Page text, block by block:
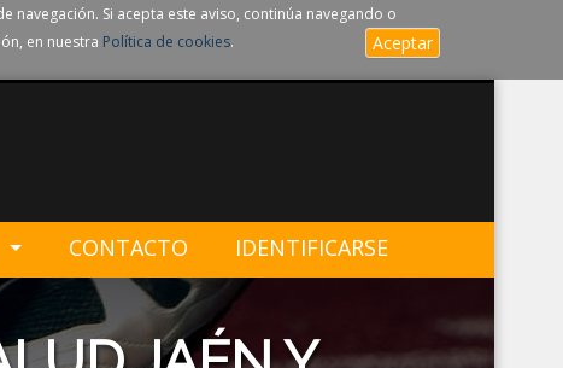
Si acepta este aviso, continúa navegando o
en nuestra Política de cookies. Aceptar
CONTACTO IDENTIFICARSE